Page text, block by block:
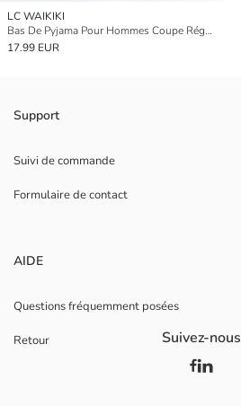
LC WAIKIKI
Bas De Pyjama Pour Hommes Coupe Régulière À Carreaux
17.99 EUR
Support
Suivi de commande
Formulaire de contact
AIDE
Questions fréquemment posées
Retour Suivez-nous